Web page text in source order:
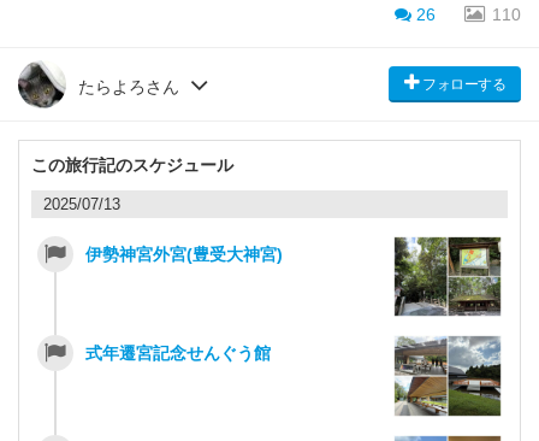
26 110
たらよろさん フォローする
この旅行記のスケジュール
2025/07/13
伊勢神宮外宮(豊受大神宮)
式年遷宮記念せんぐう館